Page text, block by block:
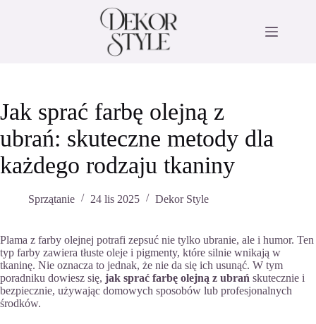
Jak sprać farbę olejną z
ubrań: skuteczne metody dla
każdego rodzaju tkaniny
Sprzątanie 24 lis 2025 Dekor Style
Plama z farby olejnej potrafi zepsuć nie tylko ubranie, ale i humor. Ten
typ farby zawiera tłuste oleje i pigmenty, które silnie wnikają w
tkaninę. Nie oznacza to jednak, że nie da się ich usunąć. W tym
poradniku dowiesz się, jak sprać farbę olejną z ubrań skutecznie i
bezpiecznie, używając domowych sposobów lub profesjonalnych
środków.